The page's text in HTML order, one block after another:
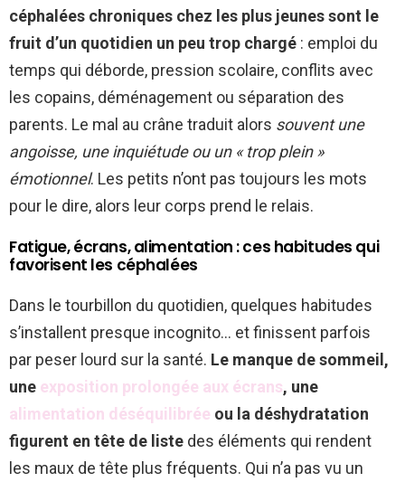
céphalées chroniques chez les plus jeunes sont le
fruit d’un quotidien un peu trop chargé : emploi du
temps qui déborde, pression scolaire, conflits avec
les copains, déménagement ou séparation des
parents. Le mal au crâne traduit alors souvent une
angoisse, une inquiétude ou un « trop plein »
émotionnel. Les petits n’ont pas toujours les mots
pour le dire, alors leur corps prend le relais.
Fatigue, écrans, alimentation : ces habitudes qui
favorisent les céphalées
Dans le tourbillon du quotidien, quelques habitudes
s’installent presque incognito… et finissent parfois
par peser lourd sur la santé. Le manque de sommeil,
une exposition prolongée aux écrans, une
alimentation déséquilibrée ou la déshydratation
figurent en tête de liste des éléments qui rendent
les maux de tête plus fréquents. Qui n’a pas vu un